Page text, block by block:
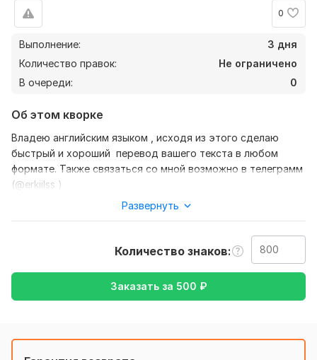
0
Выполнение:
3 дня
Количество правок:
Не ограничено
В очереди:
0
Об этом кворке
Владею английским языком , исходя из этого сделаю
быстрый и хороший перевод вашего текста в любом
формате. Также связаться со мной возможно в телеграмм
(@erkiilss )
также уточнение моей работы-перевод с английского на
русский , либо же с русского на английский
Тематика:
с Английского на Русский
Развернуть
Количество знаков
Заказать за 500 ₽